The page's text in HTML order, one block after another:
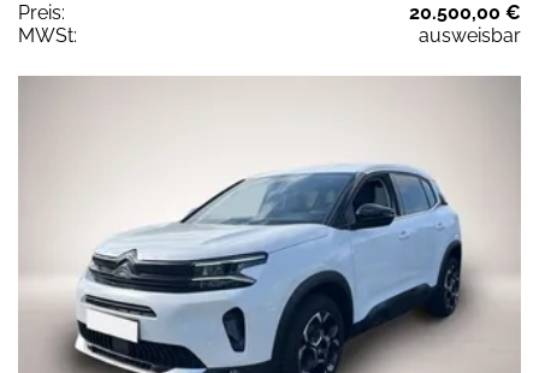
Preis:
20.500,00 €
MWSt:
ausweisbar